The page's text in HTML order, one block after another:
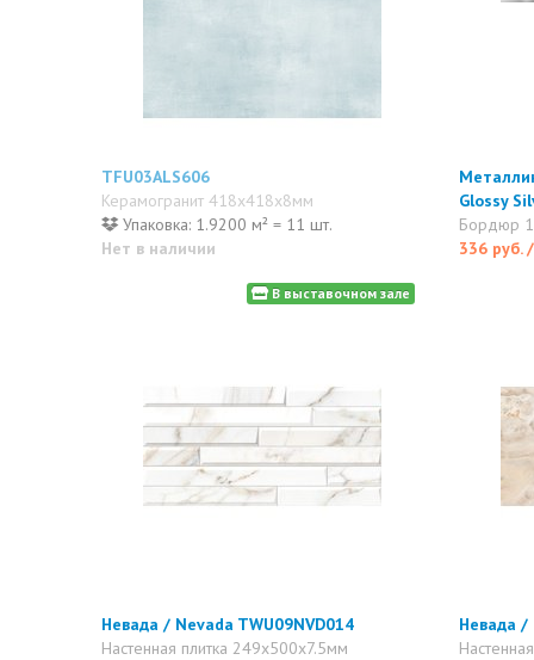
TFU03ALS606
Керамогранит 418x418x8мм
Упаковка: 1.9200 м² = 11 шт.
Нет в наличии
Glossy
Бордюр
336 руб.
В выставочном зале
Невада / Nevada TWU09NVD014
Настенная плитка 249x500x7.5мм
Невада /